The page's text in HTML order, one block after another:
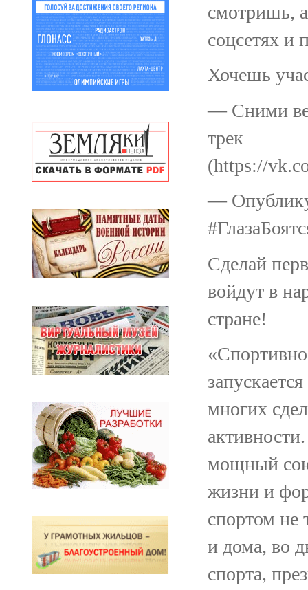
смотришь,
соцсетях и
Хочешь
— Сними
трек
(https://
—
Сделай
войдут в
стране!
многих
мощный
жизни и
спортом не
и дома, во
спорта,